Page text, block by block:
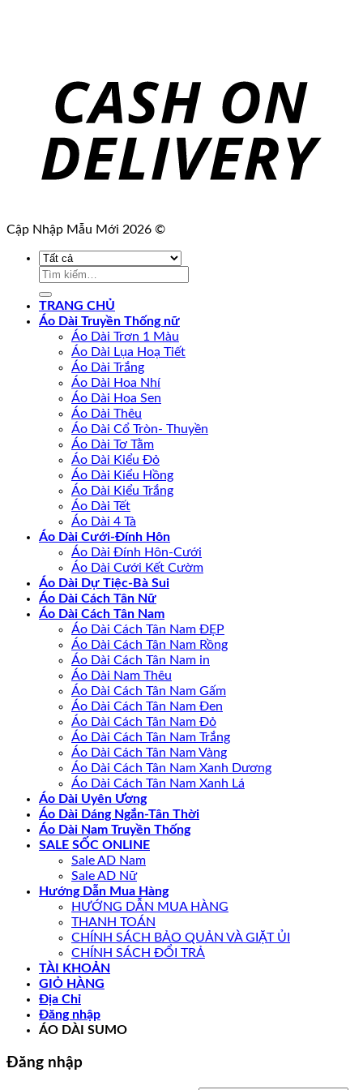
Cập Nhập Mẫu Mới 2026 ©
Tìm
TRANG CHỦ
Áo Dài Truyền Thống nữ
Áo Dài Trơn 1 Màu
Áo Dài Lụa Hoạ Tiết
Áo Dài Trắng
Áo Dài Hoa Nhí
Áo Dài Hoa Sen
Áo Dài Thêu
Áo Dài Cổ Tròn- Thuyền
Áo Dài Tơ Tằm
Áo Dài Kiểu Đỏ
Áo Dài Kiểu Hồng
Áo Dài Kiểu Trắng
Áo Dài Tết
Áo Dài 4 Tà
Áo Dài Cưới-Đính Hôn
Áo Dài Đính Hôn-Cưới
Áo Dài Cưới Kết Cườm
Áo Dài Dự Tiệc-Bà Sui
Áo Dài Cách Tân Nữ
Áo Dài Cách Tân Nam
Áo Dài Cách Tân Nam ĐẸP
Áo Dài Cách Tân Nam Rồng
Áo Dài Cách Tân Nam in
Áo Dài Nam Thêu
Áo Dài Cách Tân Nam Gấm
Áo Dài Cách Tân Nam Đen
Áo Dài Cách Tân Nam Đỏ
Áo Dài Cách Tân Nam Trắng
Áo Dài Cách Tân Nam Vàng
Áo Dài Cách Tân Nam Xanh Dương
Áo Dài Cách Tân Nam Xanh Lá
Áo Dài Uyên Ương
Áo Dài Dáng Ngắn-Tân Thời
Áo Dài Nam Truyền Thống
SALE SỐC ONLINE
Sale AD Nam
Sale AD Nữ
Hướng Dẫn Mua Hàng
HƯỚNG DẪN MUA HÀNG
THANH TOÁN
CHÍNH SÁCH BẢO QUẢN VÀ GIẶT ỦI
CHÍNH SÁCH ĐỔI TRẢ
TÀI KHOẢN
GIỎ HÀNG
Địa Chỉ
Đăng nhập
ÁO DÀI SUMO
Đăng nhập